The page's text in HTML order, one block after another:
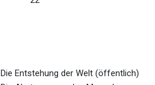
Die Entstehung der Welt (öffentlich)